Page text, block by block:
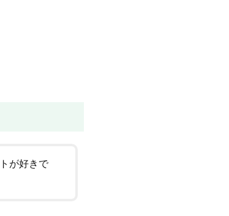
が好きで